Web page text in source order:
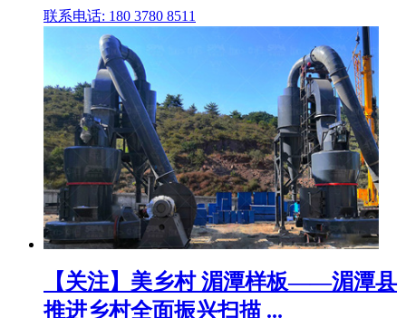
联系电话: 180 3780 8511
【关注】美乡村 湄潭样板——湄潭县
推进乡村全面振兴扫描 ...